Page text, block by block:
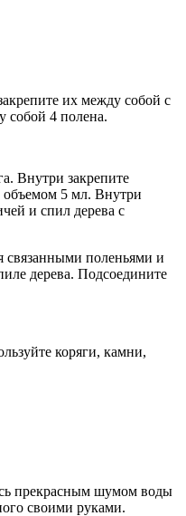
их между собой с
4 полена.
Внутри закрепите
объемом 5 мл. Внутри
и спил дерева с
поленьями и
дерева. Подсоедините
коряги, камни,
прекрасным шумом воды
своими руками.